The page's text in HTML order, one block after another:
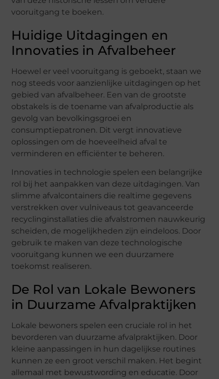
vooruitgang te boeken.
Huidige Uitdagingen en
Innovaties in Afvalbeheer
Hoewel er veel vooruitgang is geboekt, staan we
nog steeds voor aanzienlijke uitdagingen op het
gebied van afvalbeheer. Een van de grootste
obstakels is de toename van afvalproductie als
gevolg van bevolkingsgroei en
consumptiepatronen. Dit vergt innovatieve
oplossingen om de hoeveelheid afval te
verminderen en efficiënter te beheren.
Innovaties in technologie spelen een belangrijke
rol bij het aanpakken van deze uitdagingen. Van
slimme afvalcontainers die realtime gegevens
verstrekken over vulniveaus tot geavanceerde
recyclinginstallaties die afvalstromen nauwkeurig
scheiden, de mogelijkheden zijn eindeloos. Door
gebruik te maken van deze technologische
vooruitgang kunnen we een duurzamere
toekomst realiseren.
De Rol van Lokale Bewoners
in Duurzame Afvalpraktijken
Lokale bewoners spelen een cruciale rol in het
bevorderen van duurzame afvalpraktijken. Door
kleine aanpassingen in hun dagelijkse routines
kunnen ze een groot verschil maken. Het begint
allemaal met bewustwording en educatie. Door